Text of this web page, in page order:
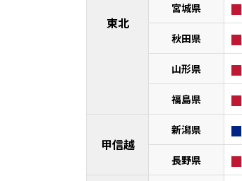
東北
宮城県
秋田県
山形県
福島県
甲信越
新潟県
長野県